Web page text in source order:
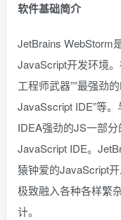
软件基础简介
JetBrains WebStorm
JavaScript开发环境
工程师武器””最强劲
JavaSscript IDE”等
IDEA强劲的JS一部
JavaScript IDE。
猿钟爱的JavaScript
极致融入各种各样繁
计。